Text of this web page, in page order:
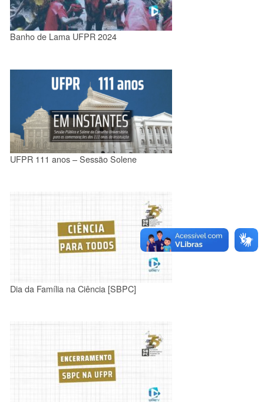
Banho de Lama UFPR 2024
UFPR 111 anos – Sessão Solene
Dia da Família na Ciência [SBPC]